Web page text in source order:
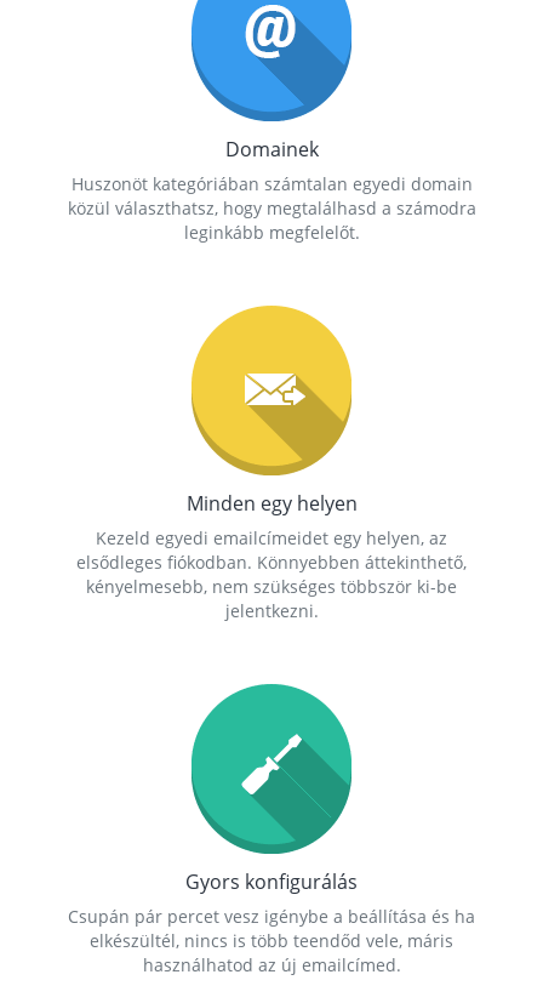
Domainek
Huszonöt kategóriában számtalan egyedi domain
közül választhatsz, hogy megtalálhasd a számodra
leginkább megfelelőt.
Minden egy helyen
Kezeld egyedi emailcímeidet egy helyen, az
elsődleges fiókodban. Könnyebben áttekinthető,
kényelmesebb, nem szükséges többször ki-be
jelentkezni.
Gyors konfigurálás
Csupán pár percet vesz igénybe a beállítása és ha
elkészültél, nincs is több teendőd vele, máris
használhatod az új emailcímed.